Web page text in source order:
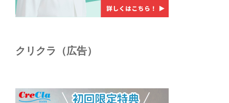
クリクラ（広告）